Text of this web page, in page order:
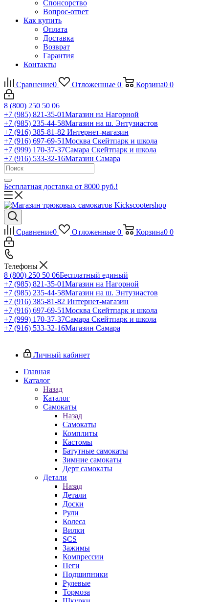
Спонсорство
Вопрос-ответ
Как купить
Оплата
Доставка
Возврат
Гарантия
Контакты
Сравнение0 Отложенные 0 Корзина0 0
8 (800) 250 50 06
+7 (985) 821-35-01Магазин на Нагорной
+7 (985) 235-44-58Магазин на ш. Энтузиастов
+7 (916) 385-81-82 Интернет-магазин
+7 (916) 697-69-51Москва Скейтпарк и школа
+7 (999) 170-37-37Самара Скейтпарк и школа
+7 (916) 533-32-16Магазин Самара
Бесплатная доставка от 8000 руб.!
Сравнение0 Отложенные 0 Корзина0 0
Телефоны
8 (800) 250 50 06Бесплатный единый
+7 (985) 821-35-01Магазин на Нагорной
+7 (985) 235-44-58Магазин на ш. Энтузиастов
+7 (916) 385-81-82 Интернет-магазин
+7 (916) 697-69-51Москва Скейтпарк и школа
+7 (999) 170-37-37Самара Скейтпарк и школа
+7 (916) 533-32-16Магазин Самара
Личный кабинет
Главная
Каталог
Назад
Каталог
Самокаты
Назад
Самокаты
Комплиты
Кастомы
Батутные самокаты
Зимние самокаты
Дерт самокаты
Детали
Назад
Детали
Доски
Рули
Колеса
Вилки
SCS
Зажимы
Компрессии
Пеги
Подшипники
Рулевые
Тормоза